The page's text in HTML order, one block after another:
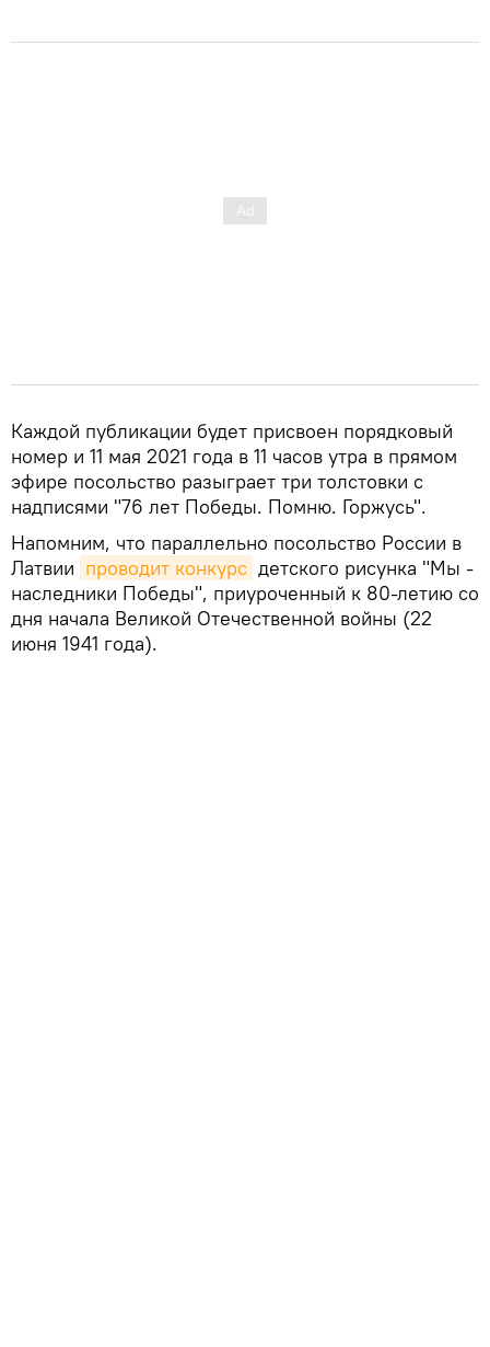
Каждой публикации будет присвоен порядковый
номер и 11 мая 2021 года в 11 часов утра в прямом
эфире посольство разыграет три толстовки с
надписями "76 лет Победы. Помню. Горжусь".
Напомним, что параллельно посольство России в
Латвии проводит конкурс детского рисунка "Мы -
наследники Победы", приуроченный к 80-летию со
дня начала Великой Отечественной войны (22
июня 1941 года).